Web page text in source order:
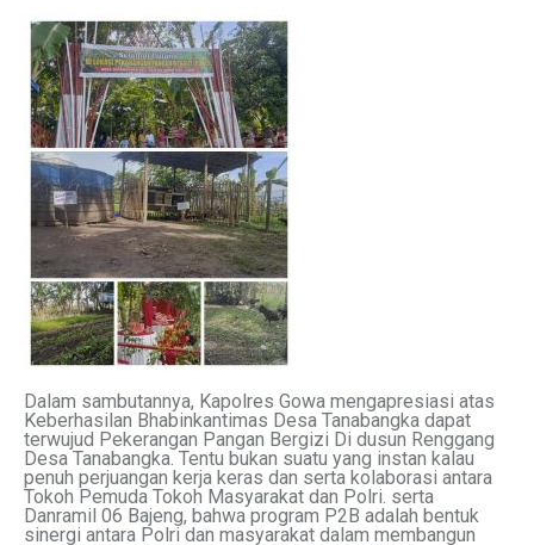
Dalam sambutannya, Kapolres Gowa mengapresiasi atas
Keberhasilan Bhabinkantimas Desa Tanabangka dapat
terwujud Pekerangan Pangan Bergizi Di dusun Renggang
Desa Tanabangka. Tentu bukan suatu yang instan kalau
penuh perjuangan kerja keras dan serta kolaborasi antara
Tokoh Pemuda Tokoh Masyarakat dan Polri. serta
Danramil 06 Bajeng, bahwa program P2B adalah bentuk
sinergi antara Polri dan masyarakat dalam membangun